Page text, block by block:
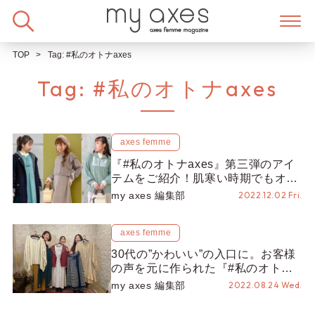
TOP Tag: #私のオトナaxes
Tag: #私のオトナaxes
axes femme
『#私のオトナaxes』第三弾のアイ
テムをご紹介！肌寒い時期でもオト
ナかわいく♡
my axes 編集部 2022.12.02 Fri.
axes femme
30代の”かわいい”の入口に。お客様
の声を元に作られた『#私のオトナ
axes』。
my axes 編集部 2022.08.24 Wed.